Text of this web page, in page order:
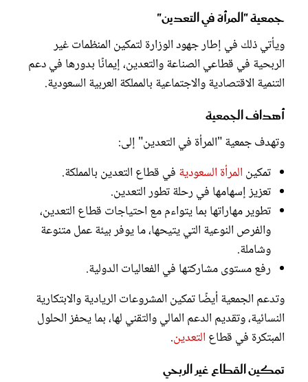
جمعية "المرأة في التعدين"
ويأتي ذلك في إطار جهود الوزارة لتمكين المنظمات غير
الربحية في قطاعي الصناعة والتعدين، إيمانًا بدورها في دعم
التنمية الاقتصادية والاجتماعية بالمملكة العربية السعودية.
أهداف الجمعية
وتهدف جمعية "المرأة في التعدين" إلى:
تمكين المرأة السعودية في قطاع التعدين بالمملكة.
تعزيز إسهامها في رحلة تطور التعدين.
تطوير مهاراتها بما يتواءم مع احتياجات قطاع التعدين،
والفرص النوعية التي يتيحها، ما يوفر بيئة عمل متنوعة
وشاملة.
رفع مستوى مشاركتها في الفعاليات الدولية.
وتدعم الجمعية أيضًا تمكين المشروعات الريادية والابتكارية
النسائية، وتقديم الدعم المالي والتقني لها، بما يحفز الحلول
المبتكرة في قطاع التعدين.
تمكين القطاع غير الربحي
غلاف رقمي